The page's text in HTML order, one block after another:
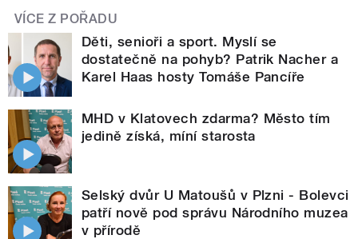
VÍCE Z POŘADU
Děti, senioři a sport. Myslí se
dostatečně na pohyb? Patrik Nacher a
Karel Haas hosty Tomáše Pancíře
MHD v Klatovech zdarma? Město tím
jedině získá, míní starosta
Selský dvůr U Matoušů v Plzni - Bolevci
patří nově pod správu Národního muzea
v přírodě